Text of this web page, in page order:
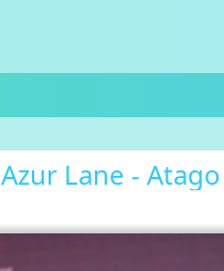
Azur Lane -